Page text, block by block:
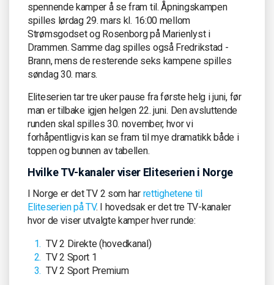
spennende kamper å se fram til. Åpningskampen
spilles lørdag 29. mars kl. 16:00 mellom
Strømsgodset og Rosenborg på Marienlyst i
Drammen. Samme dag spilles også Fredrikstad -
Brann, mens de resterende seks kampene spilles
søndag 30. mars.
Eliteserien tar tre uker pause fra første helg i juni, før
man er tilbake igjen helgen 22. juni. Den avsluttende
runden skal spilles 30. november, hvor vi
forhåpentligvis kan se fram til mye dramatikk både i
toppen og bunnen av tabellen.
Hvilke TV-kanaler viser Eliteserien i Norge
I Norge er det TV 2 som har rettighetene til
Eliteserien på TV. I hovedsak er det tre TV-kanaler
hvor de viser utvalgte kamper hver runde:
TV 2 Direkte (hovedkanal)
TV 2 Sport 1
TV 2 Sport Premium